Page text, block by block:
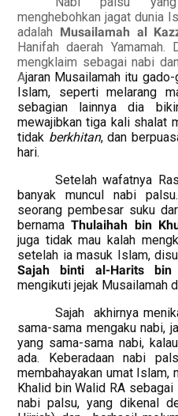
menghebohkan jagat dunia
adalah Musailamah al
Hanifah daerah Yamamah.
mengklaim sebagai nabi
Ajaran Musailamah itu
Islam, seperti melarang
sebagian lainnya dia
mewajibkan tiga kali shalat
tidak berkhitan, dan
hari.
Setelah wafatnya
banyak muncul nabi
seorang pembesar suku
bernamaThulaihah bin
juga tidak mau kalah
setelah ia masuk Islam,
Sajah binti al-Harits
mengikuti jejak Musailamah
Sajah
akhirnya
sama-sama mengaku nabi,
yang sama-sama nabi,
ada. Keberadaan nabi
membahayakan umat Islam,
Khalid bin Walid RA
nabi palsu, yang dikenal